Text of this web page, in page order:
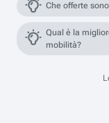
Che offerte
Qual è la
mobilità?